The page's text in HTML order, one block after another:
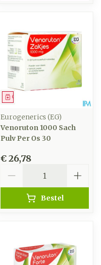
Geneesmiddel
Eurogenerics (EG)
Venoruton 1000 Sach
Pulv Per Os 30
€ 26,78
Bestel